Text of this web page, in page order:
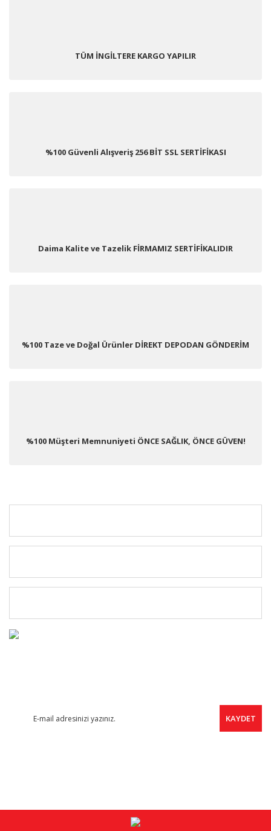
TÜM İNGİLTERE KARGO YAPILIR
%100 Güvenli Alışveriş 256 BİT SSL SERTİFİKASI
Daima Kalite ve Tazelik FİRMAMIZ SERTİFİKALIDIR
%100 Taze ve Doğal Ürünler DİREKT DEPODAN GÖNDERİM
%100 Müşteri Memnuniyeti ÖNCE SAĞLIK, ÖNCE GÜVEN!
KAYDET